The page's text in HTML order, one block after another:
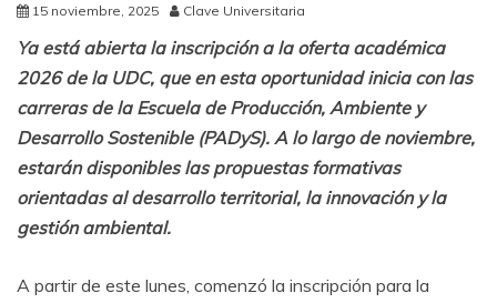
15 noviembre, 2025 Clave Universitaria
Ya está abierta la inscripción a la oferta académica
2026 de la UDC, que en esta oportunidad inicia con las
carreras de la Escuela de Producción, Ambiente y
Desarrollo Sostenible (PADyS). A lo largo de noviembre,
estarán disponibles las propuestas formativas
orientadas al desarrollo territorial, la innovación y la
gestión ambiental.
A partir de este lunes, comenzó la inscripción para la